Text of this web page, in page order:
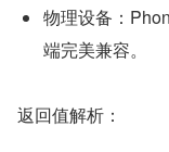
物理设备：
端完美兼容。
返回值解析：